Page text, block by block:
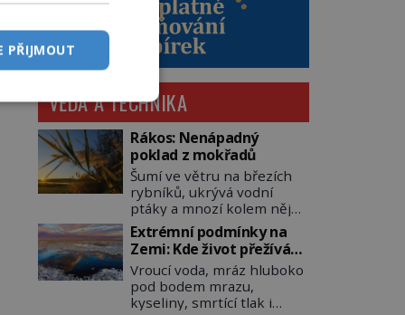
VĚDA A TECHNIKA
Rákos: Nenápadný
poklad z mokřadů
Šumí ve větru na březích
rybníků, ukrývá vodní
ptáky a mnozí kolem něj
procházejí bez povšimnutí.
Přesto právě rákos
pomáhal stavět domy,
vyrábět lodě, zapisovat
první texty a inspiroval
řadu pověstí. Tato
Extrémní podmínky na
Zemi: Kde život přežívá
navzdory všemu
Vroucí voda, mráz hluboko
pod bodem mrazu,
kyseliny, smrtící tlak i
PŘIJMOUT